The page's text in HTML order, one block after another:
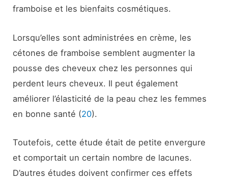
framboise et les bienfaits cosmétiques.
Lorsqu’elles sont administrées en crème, les
cétones de framboise semblent augmenter la
pousse des cheveux chez les personnes qui
perdent leurs cheveux. Il peut également
améliorer l’élasticité de la peau chez les femmes
en bonne santé (20).
Toutefois, cette étude était de petite envergure
et comportait un certain nombre de lacunes.
D’autres études doivent confirmer ces effets